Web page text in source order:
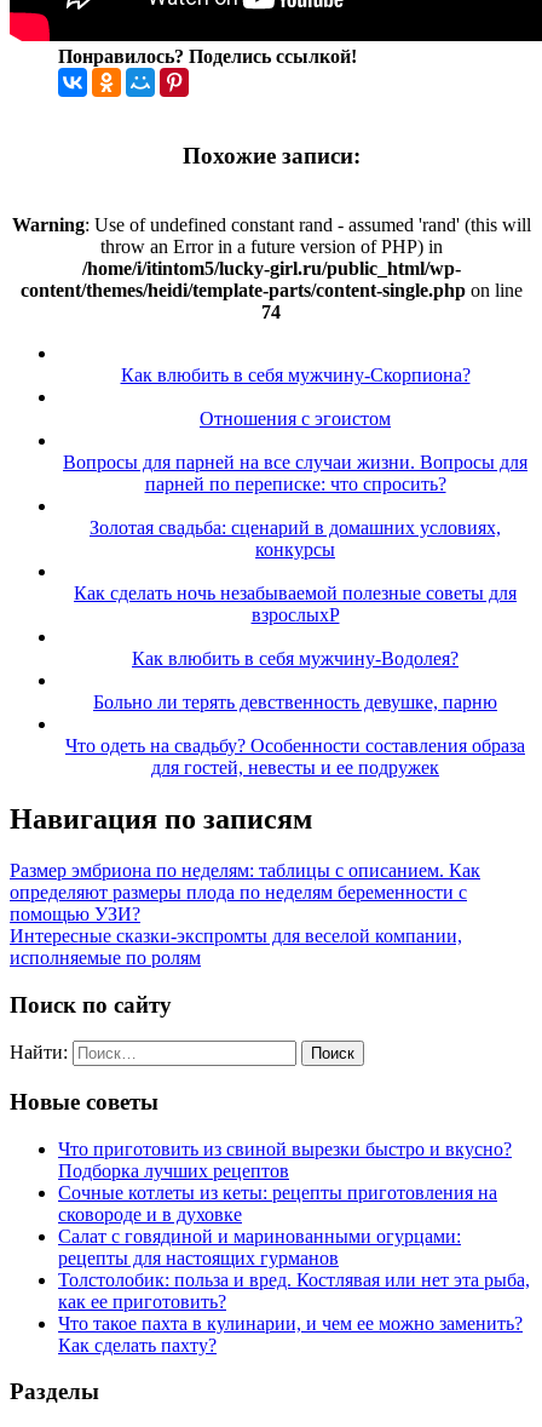
Понравилось? Поделись ссылкой!
Похожие записи:
Warning: Use of undefined constant rand - assumed 'rand' (this will
throw an Error in a future version of PHP) in
/home/i/itintom5/lucky-girl.ru/public_html/wp-
content/themes/heidi/template-parts/content-single.phpon line
74
Как влюбить в себя мужчину-Скорпиона?
Отношения с эгоистом
Вопросы для парней на все случаи жизни. Вопросы для
парней по переписке: что спросить?
Золотая свадьба: сценарий в домашних условиях,
конкурсы
Как сделать ночь незабываемой полезные советы для
взрослыхP
Как влюбить в себя мужчину-Водолея?
Больно ли терять девственность девушке, парню
Что одеть на свадьбу? Особенности составления образа
для гостей, невесты и ее подружек
Навигация по записям
Размер эмбриона по неделям: таблицы с описанием. Как
определяют размеры плода по неделям беременности с
помощью УЗИ?
Интересные сказки-экспромты для веселой компании,
исполняемые по ролям
Поиск по сайту
Найти:
Новые советы
Что приготовить из свиной вырезки быстро и вкусно?
Подборка лучших рецептов
Сочные котлеты из кеты: рецепты приготовления на
сковороде и в духовке
Салат с говядиной и маринованными огурцами:
рецепты для настоящих гурманов
Толстолобик: польза и вред. Костлявая или нет эта рыба,
как ее приготовить?
Что такое пахта в кулинарии, и чем ее можно заменить?
Как сделать пахту?
Разделы